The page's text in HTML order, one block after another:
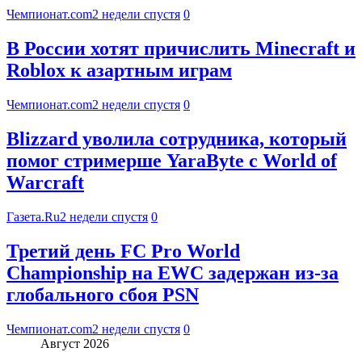
Чемпионат.com2 недели спустя 0
В России хотят причислить Minecraft и
Roblox к азартным играм
Чемпионат.com2 недели спустя 0
Blizzard уволила сотрудника, который
помог стримерше YaraByte с World of
Warcraft
Газета.Ru2 недели спустя 0
Третий день FC Pro World
Championship на EWC задержан из-за
глобального сбоя PSN
Чемпионат.com2 недели спустя 0
Август 2026